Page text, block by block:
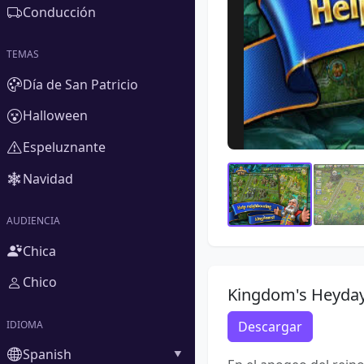
Kingdom's
Descargar
Conducción
TEMAS
Día de San Patricio
Halloween
Espeluznante
Navidad
AUDIENCIA
Chica
Chico
IDIOMA
Spanish